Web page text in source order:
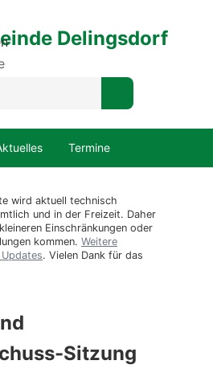
Delingsdorf
Termine
wird aktuell technisch
und in der Freizeit. Daher
Einschränkungen oder
kommen. Weitere
. Vielen Dank für das
Sitzung